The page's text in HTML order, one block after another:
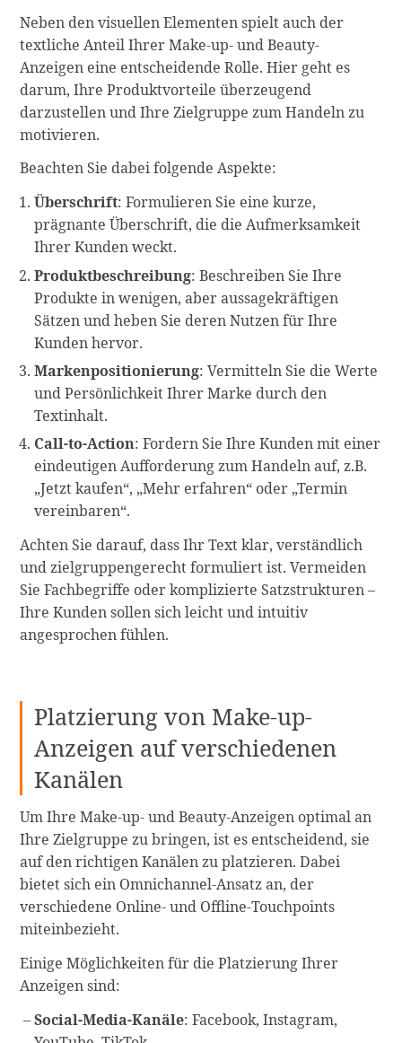
Neben den visuellen Elementen spielt auch der
textliche Anteil Ihrer Make-up- und Beauty-
Anzeigen eine entscheidende Rolle. Hier geht es
darum, Ihre Produktvorteile überzeugend
darzustellen und Ihre Zielgruppe zum Handeln zu
motivieren.
Beachten Sie dabei folgende Aspekte:
Überschrift: Formulieren Sie eine kurze,
prägnante Überschrift, die die Aufmerksamkeit
Ihrer Kunden weckt.
Produktbeschreibung: Beschreiben Sie Ihre
Produkte in wenigen, aber aussagekräftigen
Sätzen und heben Sie deren Nutzen für Ihre
Kunden hervor.
Markenpositionierung: Vermitteln Sie die Werte
und Persönlichkeit Ihrer Marke durch den
Textinhalt.
Call-to-Action: Fordern Sie Ihre Kunden mit einer
eindeutigen Aufforderung zum Handeln auf, z.B.
„Jetzt kaufen“, „Mehr erfahren“ oder „Termin
vereinbaren“.
Achten Sie darauf, dass Ihr Text klar, verständlich
und zielgruppengerecht formuliert ist. Vermeiden
Sie Fachbegriffe oder komplizierte Satzstrukturen –
Ihre Kunden sollen sich leicht und intuitiv
angesprochen fühlen.
Platzierung von Make-up-
Anzeigen auf verschiedenen
Kanälen
Um Ihre Make-up- und Beauty-Anzeigen optimal an
Ihre Zielgruppe zu bringen, ist es entscheidend, sie
auf den richtigen Kanälen zu platzieren. Dabei
bietet sich ein Omnichannel-Ansatz an, der
verschiedene Online- und Offline-Touchpoints
miteinbezieht.
Einige Möglichkeiten für die Platzierung Ihrer
Anzeigen sind:
Social-Media-Kanäle: Facebook, Instagram,